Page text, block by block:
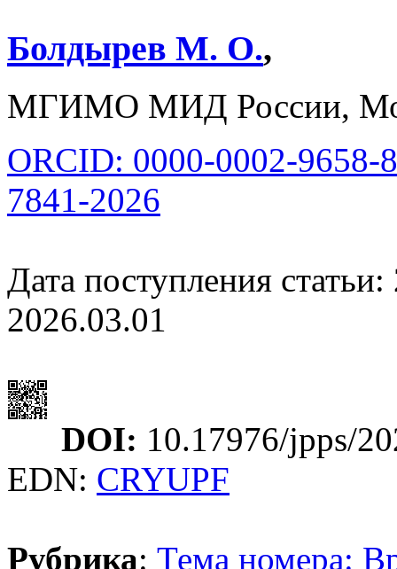
Болдырев М. О.,
МГИМО МИД России,
ORCID: 0000-0002-9658-
7841-2026
Дата поступления
2026.03.01
DOI: 10.17976/jpps/
EDN: CRYUPF
Рубрика: Тема номера: